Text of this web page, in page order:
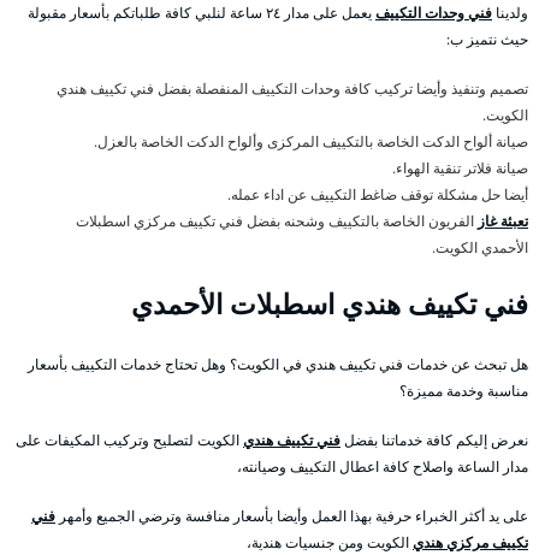
ولدينا فني وحدات التكييف
يعمل على مدار ٢٤ ساعة لنلبي كافة طلباتكم بأسعار مقبولة
حيث نتميز ب:
تصميم وتنفيذ وأيضا تركيب كافة وحدات التكييف المنفصلة بفضل فني تكييف هندي
الكويت.
صيانة ألواح الدكت الخاصة بالتكييف المركزى وألواح الدكت الخاصة بالعزل.
صيانة فلاتر تنقية الهواء.
أيضا حل مشكلة توقف ضاغط التكييف عن اداء عمله.
تعبئة غاز الفريون الخاصة بالتكييف وشحنه بفضل فني تكييف مركزي اسطبلات
الأحمدي الكويت.
فني تكييف هندي اسطبلات الأحمدي
هل تبحث عن خدمات فني تكييف هندي في الكويت؟ وهل تحتاج خدمات التكييف بأسعار
مناسبة وخدمة مميزة؟
نعرض إليكم كافة خدماتنا بفضلفني تكييف هنديالكويت لتصليح وتركيب المكيفات على
مدار الساعة واصلاح كافة اعطال التكييف وصيانته،
على يد أكثر الخبراء حرفية بهذا العمل وأيضا بأسعار منافسة وترضي الجميع وأمهر فني
تكييف مركزي هنديالكويت ومن جنسيات هندية،